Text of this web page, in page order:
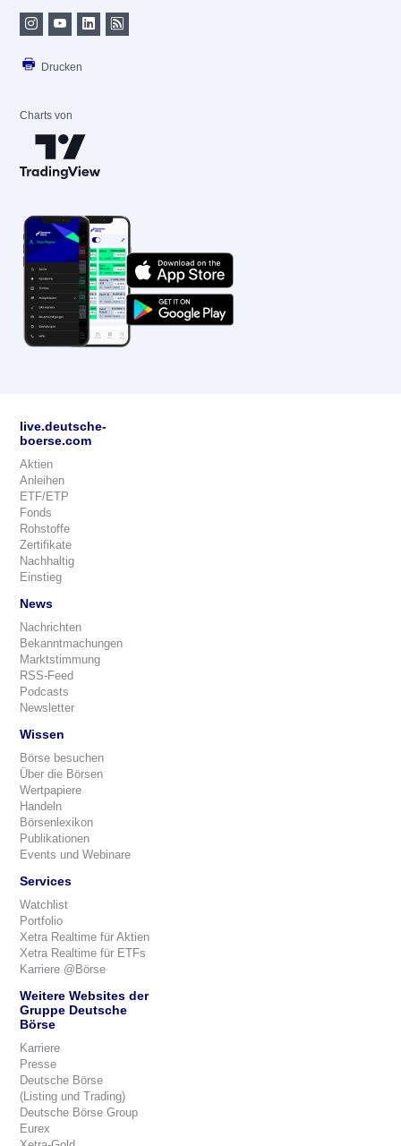
Drucken
Charts von
live.deutsche-
boerse.com
Aktien
Anleihen
ETF/ETP
Fonds
Rohstoffe
Zertifikate
Nachhaltig
Einstieg
News
Nachrichten
Bekanntmachungen
Marktstimmung
RSS-Feed
Podcasts
Newsletter
Wissen
Börse besuchen
Über die Börsen
Wertpapiere
Handeln
Börsenlexikon
Publikationen
Events und Webinare
Services
Watchlist
Portfolio
Xetra Realtime für Aktien
Xetra Realtime für ETFs
Karriere @Börse
Weitere Websites der
Gruppe Deutsche
Börse
Karriere
Presse
Deutsche Börse
(Listing und Trading)
Deutsche Börse Group
Eurex